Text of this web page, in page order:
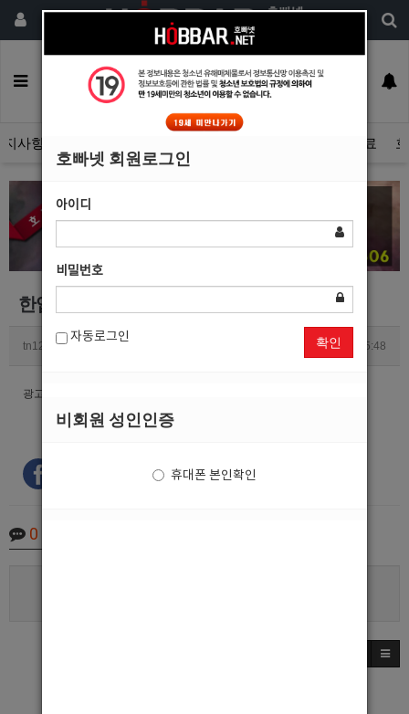
광고안내 이력서등록
지사항 호빠넷 광고자료
한업소에서는 광고 하나 밖에 못올리나요?
tn1230s 2018.03.26 15:48
광고 여러개 등록하고싶은데 한업소당 한개박에 못올리나요
0
호빠넷 회원로그인
아이디
비밀번호
자동로그인 확인
비회원 성인인증
휴대폰 본인확인